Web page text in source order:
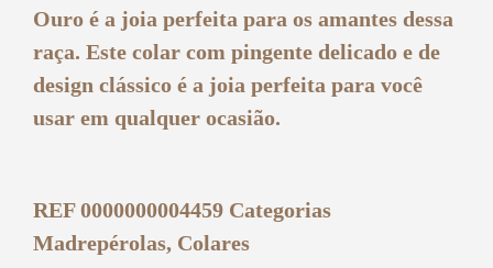
Ouro é a joia perfeita para os amantes dessa
raça. Este colar com pingente delicado e de
design clássico é a joia perfeita para você
usar em qualquer ocasião.
REF0000000004459 Categorias
Madrepérolas, Colares